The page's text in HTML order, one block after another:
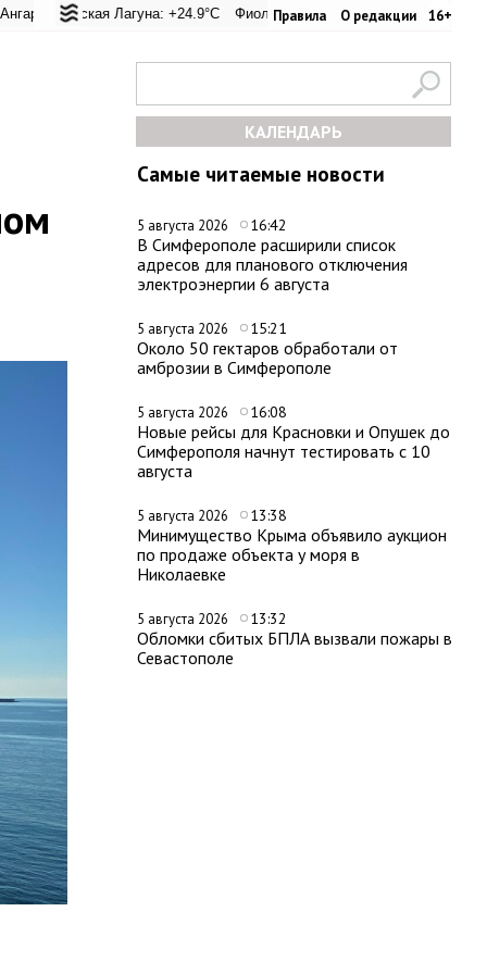
Правила О редакции 16+
Лагуна: +24.9°C Фиолент: +25.6°C Казачья бухта: +25.4°C
+20.8°C Евпатория: +22.1°C Керчь: +28°C Никитский сад:
КАЛЕНДАРЬ
Самые читаемые новости
5 августа 2026 16:42
В Симферополе расширили список
адресов для планового отключения
электроэнергии 6 августа
5 августа 2026 15:21
Около 50 гектаров обработали от
амброзии в Симферополе
5 августа 2026 16:08
Новые рейсы для Красновки и Опушек до
Симферополя начнут тестировать с 10
августа
5 августа 2026 13:38
Минимущество Крыма объявило аукцион
по продаже объекта у моря в
Николаевке
5 августа 2026 13:32
Обломки сбитых БПЛА вызвали пожары в
Севастополе